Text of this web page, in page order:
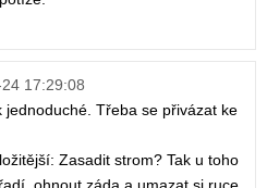
17:29:08
jednoduché. Třeba se přivázat ke
Zasadit strom? Tak u toho